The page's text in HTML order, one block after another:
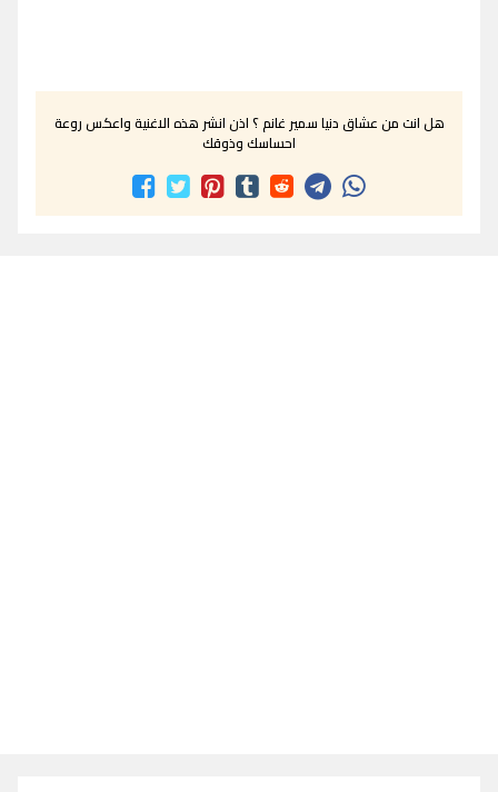
هل انت من عشاق دنيا سمير غانم ؟ اذن انشر هذه الاغنية واعكس روعة
احساسك وذوقك